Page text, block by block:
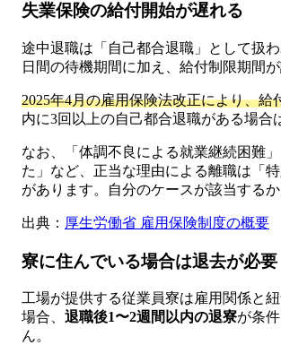
失業保険の給付開始が遅れる
途中退職は「自己都合退職」として扱
日間の待機期間に加え、給付制限期間が
2025年4月の雇用保険法改正により、
内に3回以上の自己都合退職がある場合
なお、「体調不良による就業継続困難
た」など、正当な理由による離職は「
があります。自分のケースが該当する
出典： 厚生労働省 雇用保険制度の概要
寮に住んでいる場合は退去が必要
工場が提供する従業員寮は雇用関係と
場合、 退職後1〜2週間以内の退寮が条
ん。